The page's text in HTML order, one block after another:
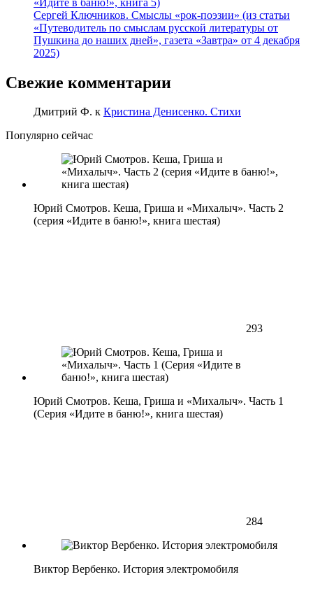
Сергей Ключников. Смыслы «рок-поэзии» (из статьи
«Путеводитель по смыслам русской литературы от
Пушкина до наших дней», газета «Завтра» от 4 декабря
2025)
Свежие комментарии
Дмитрий Ф. к Кристина Денисенко. Стихи
Популярно сейчас
Юрий Смотров. Кеша, Гриша и «Михалыч». Часть 2
(серия «Идите в баню!», книга шестая)
293
Юрий Смотров. Кеша, Гриша и «Михалыч». Часть 1
(Серия «Идите в баню!», книга шестая)
284
Виктор Вербенко. История электромобиля